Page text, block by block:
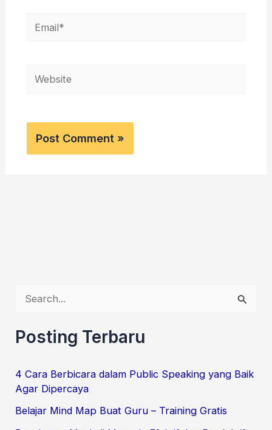
Email*
Website
a
c
h
f
Posting Terbaru
4 Cara Berbicara dalam Public Speaking yang Baik
Agar Dipercaya
Belajar Mind Map Buat Guru – Training Gratis